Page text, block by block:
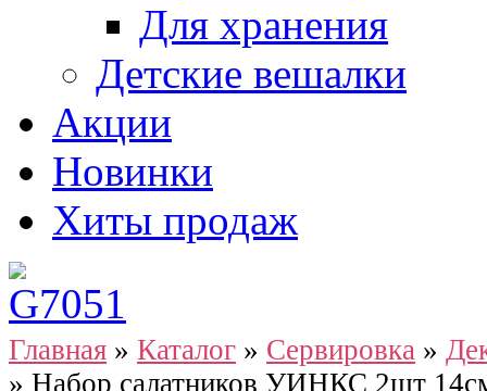
Для хранения
Детские вешалки
Акции
Новинки
Хиты продаж
Главная » Каталог » Сервировка »
» Набор салатников УИНКС 2шт